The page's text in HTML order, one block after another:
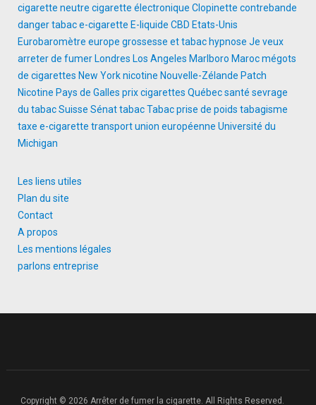
cigarette neutre cigarette électronique Clopinette contrebande
danger tabace-cigarette E-liquide CBD Etats-Unis
Eurobaromètre europe grossesse et tabachypnose Je veux
arreter de fumerLondres Los Angeles Marlboro Marocmégots
de cigarettes New Yorknicotine Nouvelle-Zélande Patch
Nicotine Pays de Galles prix cigarettes Québecsanté sevrage
du tabacSuisse SénattabacTabac prise de poids tabagisme
taxe e-cigarette transportunion européenne Université du
Michigan
Les liens utiles
Plan du site
Contact
A propos
Les mentions légales
parlons entreprise
Copyright © 2026 Arrêter de fumer la cigarette. All Rights Reserved.